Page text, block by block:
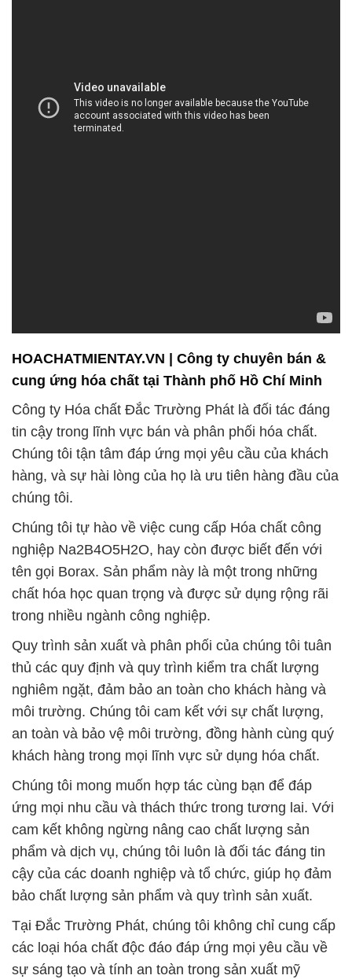
HOACHATMIENTAY.VN | Công ty chuyên bán &
cung ứng hóa chất tại Thành phố Hồ Chí Minh
Công ty Hóa chất Đắc Trường Phát là đối tác đáng
tin cậy trong lĩnh vực bán và phân phối hóa chất.
Chúng tôi tận tâm đáp ứng mọi yêu cầu của khách
hàng, và sự hài lòng của họ là ưu tiên hàng đầu của
chúng tôi.
Chúng tôi tự hào về việc cung cấp Hóa chất công
nghiệp Na2B4O5H2O, hay còn được biết đến với
tên gọi Borax. Sản phẩm này là một trong những
chất hóa học quan trọng và được sử dụng rộng rãi
trong nhiều ngành công nghiệp.
Quy trình sản xuất và phân phối của chúng tôi tuân
thủ các quy định và quy trình kiểm tra chất lượng
nghiêm ngặt, đảm bảo an toàn cho khách hàng và
môi trường. Chúng tôi cam kết với sự chất lượng,
an toàn và bảo vệ môi trường, đồng hành cùng quý
khách hàng trong mọi lĩnh vực sử dụng hóa chất.
Chúng tôi mong muốn hợp tác cùng bạn để đáp
ứng mọi nhu cầu và thách thức trong tương lai. Với
cam kết không ngừng nâng cao chất lượng sản
phẩm và dịch vụ, chúng tôi luôn là đối tác đáng tin
cậy của các doanh nghiệp và tổ chức, giúp họ đảm
bảo chất lượng sản phẩm và quy trình sản xuất.
Tại Đắc Trường Phát, chúng tôi không chỉ cung cấp
các loại hóa chất độc đáo đáp ứng mọi yêu cầu về
sự sáng tạo và tính an toàn trong sản xuất mỹ